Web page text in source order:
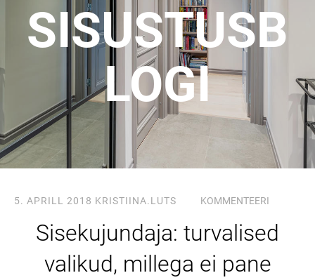
SISUSTUSB
LOGI
5. APRILL 2018 KRISTIINA.LUTS KOMMENTEERI
Sisekujundaja: turvalised
valikud, millega ei pane